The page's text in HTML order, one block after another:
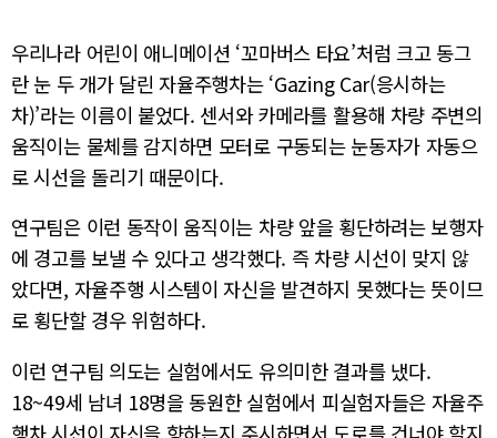
우리나라 어린이 애니메이션 ‘꼬마버스 타요’처럼 크고 동그
란 눈 두 개가 달린 자율주행차는 ‘Gazing Car(응시하는
차)’라는 이름이 붙었다. 센서와 카메라를 활용해 차량 주변의
움직이는 물체를 감지하면 모터로 구동되는 눈동자가 자동으
로 시선을 돌리기 때문이다.
연구팀은 이런 동작이 움직이는 차량 앞을 횡단하려는 보행자
에 경고를 보낼 수 있다고 생각했다. 즉 차량 시선이 맞지 않
았다면, 자율주행 시스템이 자신을 발견하지 못했다는 뜻이므
로 횡단할 경우 위험하다.
이런 연구팀 의도는 실험에서도 유의미한 결과를 냈다.
18~49세 남녀 18명을 동원한 실험에서 피실험자들은 자율주